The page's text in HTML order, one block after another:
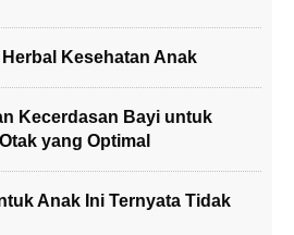
Kesehatan Anak
Kecerdasan Bayi untuk
yang Optimal
Anak Ini Ternyata Tidak